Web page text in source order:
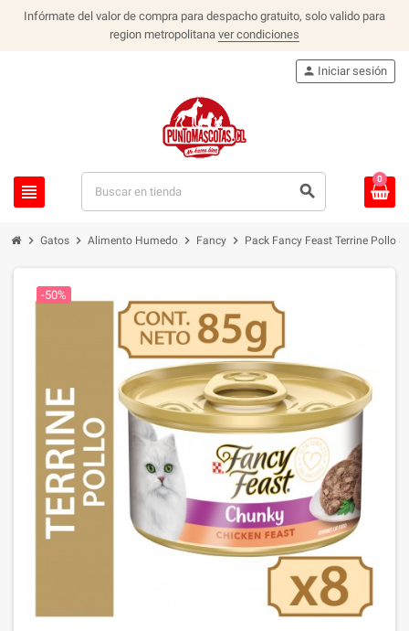
Infórmate del valor de compra para despacho gratuito, solo valido para
region metropolitana ver condiciones
view_headline search
person Iniciar sesión
0
chevron_right Gatos chevron_right Alimento Humedo chevron_right Fancy chevron_right Pack Fancy Feast Terrine Pollo
-50%